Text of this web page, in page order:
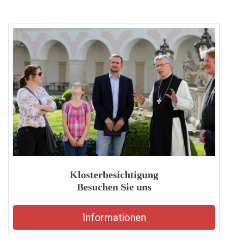
Klosterbesichtigung
Besuchen Sie uns
Informationen